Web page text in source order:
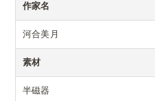
作家名
河合美月
素材
半磁器